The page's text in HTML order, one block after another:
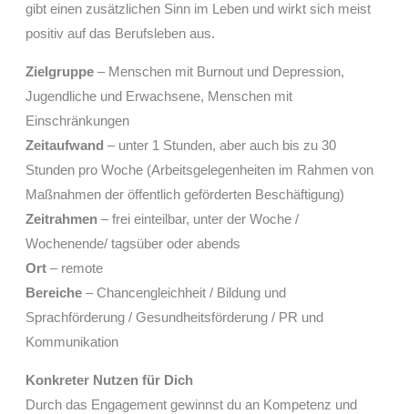
gibt einen zusätzlichen Sinn im Leben und wirkt sich meist
positiv auf das Berufsleben aus.
Zielgruppe – Menschen mit Burnout und Depression,
Jugendliche und Erwachsene, Menschen mit
Einschränkungen
Zeitaufwand – unter 1 Stunden, aber auch bis zu 30
Stunden pro Woche (Arbeitsgelegenheiten im Rahmen von
Maßnahmen der öffentlich geförderten Beschäftigung)
Zeitrahmen – frei einteilbar, unter der Woche /
Wochenende/ tagsüber oder abends
Ort – remote
Bereiche – Chancengleichheit / Bildung und
Sprachförderung / Gesundheitsförderung / PR und
Kommunikation
Konkreter Nutzen für Dich
Durch das Engagement gewinnst du an Kompetenz und